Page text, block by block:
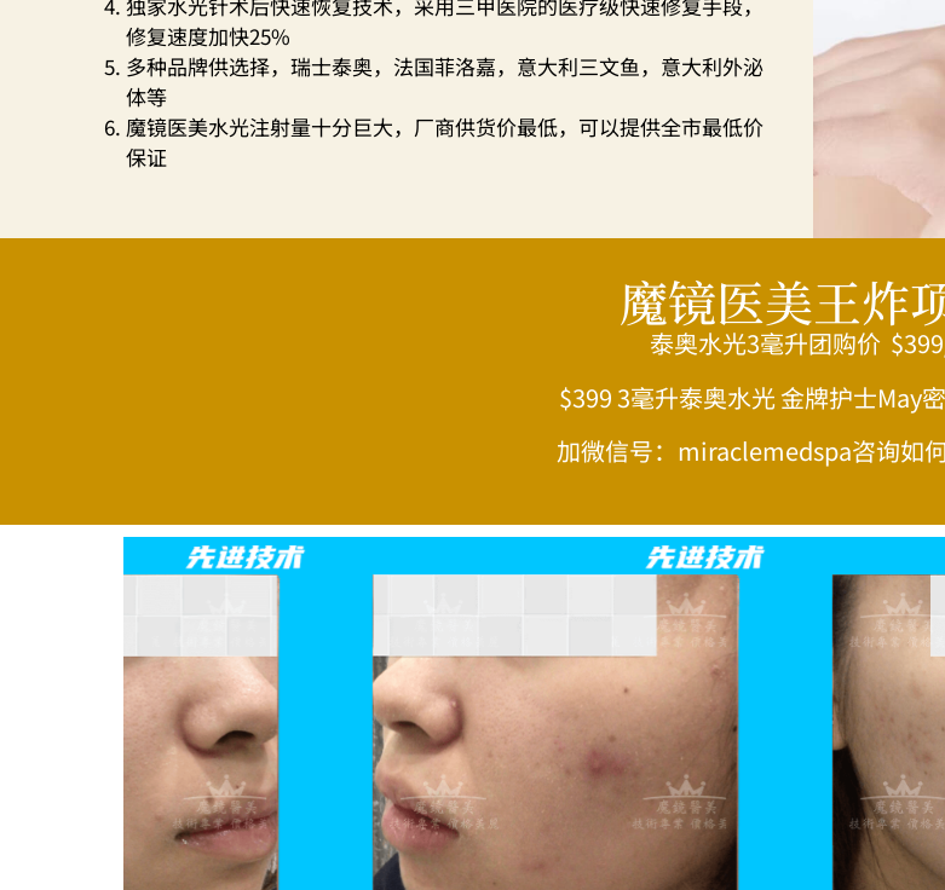
修复速度加快25%
多种品牌供选择，瑞士泰奥，法国菲洛嘉，意大利三文鱼，意大利外泌
体等
魔镜医美水光注射量十分巨大，厂商供货价最低，可以提供全市最低价
保证
魔镜医美王炸
泰奥水光3毫升团购价
$399 3毫升泰奥水光 金牌护士May
加微信号：miraclemedspa咨询如